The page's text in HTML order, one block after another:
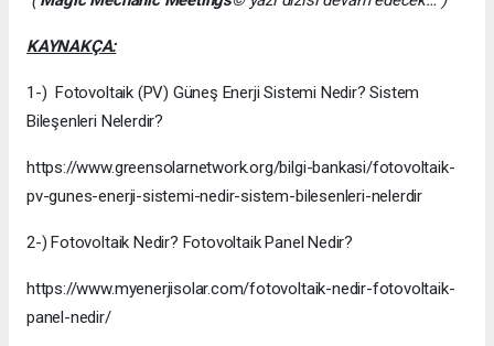
KAYNAKÇA:
1-) Fotovoltaik (PV) Güneş Enerji Sistemi Nedir? Sistem
Bileşenleri Nelerdir?
https://www.greensolarnetwork.org/bilgi-bankasi/fotovoltaik-
pv-gunes-enerji-sistemi-nedir-sistem-bilesenleri-nelerdir
2-) Fotovoltaik Nedir? Fotovoltaik Panel Nedir?
https://www.myenerjisolar.com/fotovoltaik-nedir-fotovoltaik-
panel-nedir/